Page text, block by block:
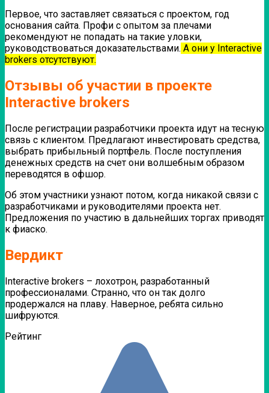
Первое, что заставляет связаться с проектом, год
основания сайта. Профи с опытом за плечами
рекомендуют не попадать на такие уловки,
руководствоваться доказательствами. А они у Interactive
brokers отсутствуют.
Отзывы об участии в проекте
Interactive brokers
После регистрации разработчики проекта идут на тесную
связь с клиентом. Предлагают инвестировать средства,
выбрать прибыльный портфель. После поступления
денежных средств на счет они волшебным образом
переводятся в офшор.
Об этом участники узнают потом, когда никакой связи с
разработчиками и руководителями проекта нет.
Предложения по участию в дальнейших торгах приводят
к фиаско.
Вердикт
Interactive brokers – лохотрон, разработанный
профессионалами. Странно, что он так долго
продержался на плаву. Наверное, ребята сильно
шифруются.
Рейтинг